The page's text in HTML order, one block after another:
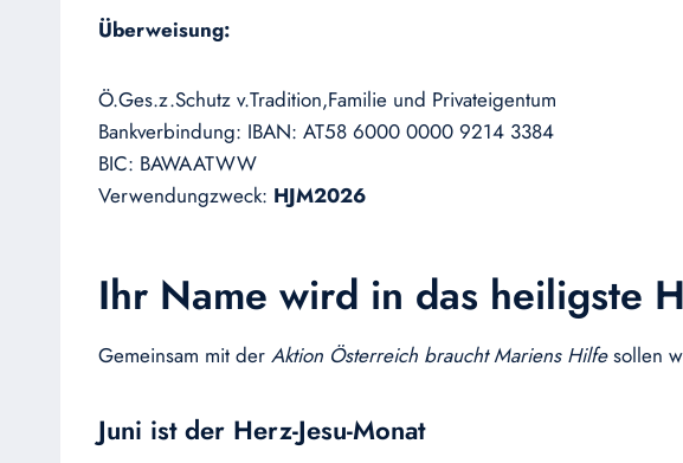
Überweisung:
Ö.Ges.z.Schutz v.Tradition,Familie und Privateigentum
Bankverbindung: IBAN: AT58 6000 0000 9214 3384
BIC: BAWAATWW
Verwendungzweck: HJM2026
Ihr Name wird in das heiligste
Gemeinsam mit der Aktion Österreich braucht Mariens Hilfesollen
Juni ist der Herz-Jesu-Monat